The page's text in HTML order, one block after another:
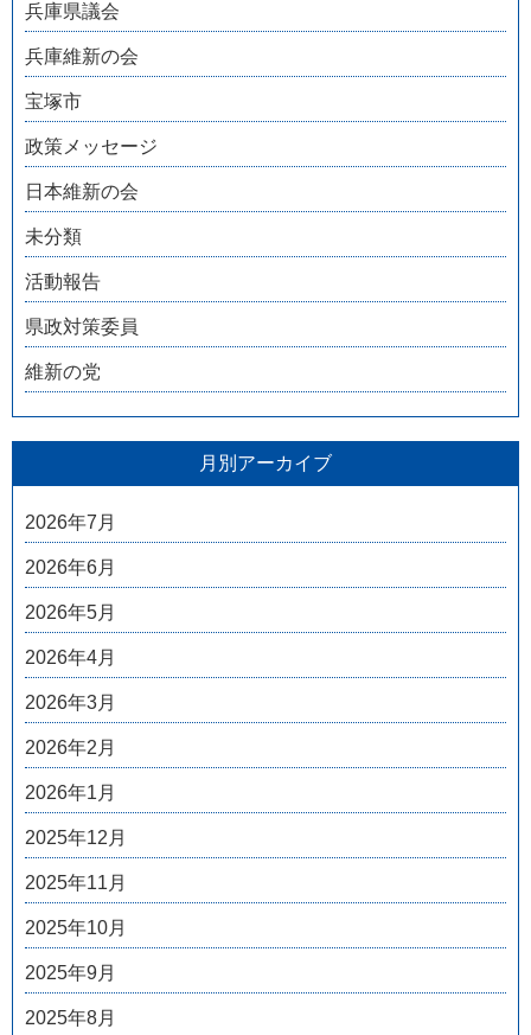
兵庫県議会
兵庫維新の会
宝塚市
政策メッセージ
日本維新の会
未分類
活動報告
県政対策委員
維新の党
月別アーカイブ
2026年7月
2026年6月
2026年5月
2026年4月
2026年3月
2026年2月
2026年1月
2025年12月
2025年11月
2025年10月
2025年9月
2025年8月